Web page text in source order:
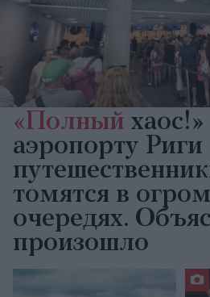
«Полный
аэропорту Риги
томятся в
очередях.
произошло